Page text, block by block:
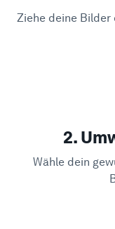
Ziehe deine Bilder
2.
Wähle dein